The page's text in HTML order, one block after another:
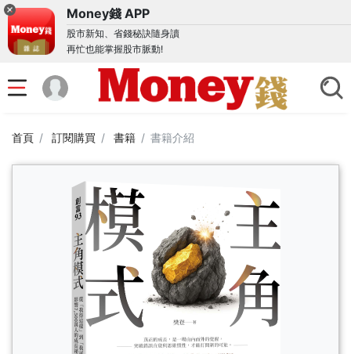
Money錢 APP
股市新知、省錢秘訣隨身讀
再忙也能掌握股市脈動!
首頁 訂閱購買 書籍 書籍介紹